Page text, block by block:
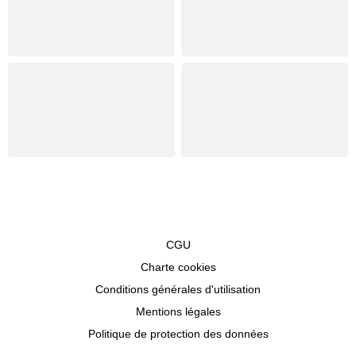
CGU
Charte cookies
Conditions générales d'utilisation
Mentions légales
Politique de protection des données